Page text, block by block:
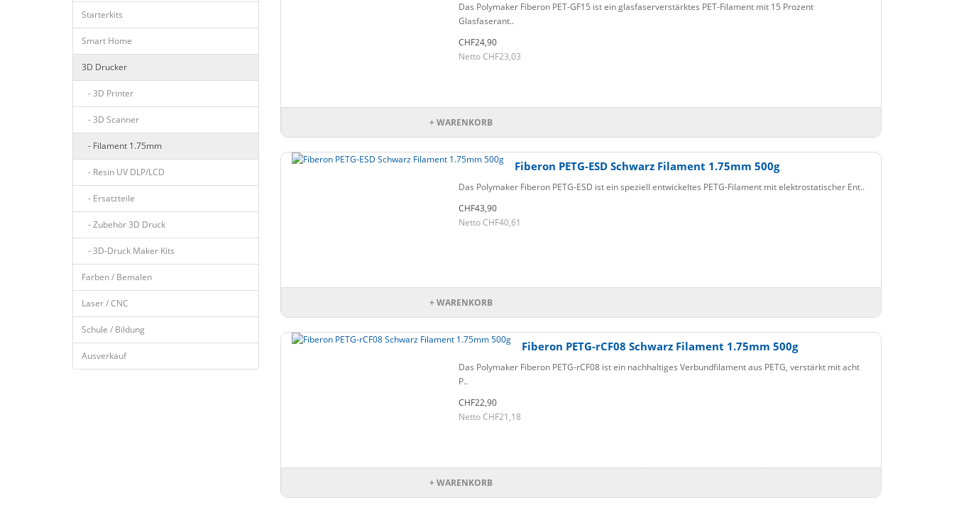
Starterkits
Smart Home
3D Drucker
- 3D Printer
- 3D Scanner
- Filament 1.75mm
- Resin UV DLP/LCD
- Ersatzteile
- Zubehör 3D Druck
- 3D-Druck Maker Kits
Farben / Bemalen
Laser / CNC
Schule / Bildung
Ausverkauf
Das Polymaker Fiberon PET-GF15 ist ein glasfaserverstärktes PET-Filament mit 15 Prozent
Glasfaserant..
CHF24,90
Netto CHF23,03
+ WARENKORB
Fiberon PETG-ESD Schwarz Filament 1.75mm 500g
Das Polymaker Fiberon PETG-ESD ist ein speziell entwickeltes PETG-Filament mit elektrostatischer Ent..
CHF43,90
Netto CHF40,61
+ WARENKORB
Fiberon PETG-rCF08 Schwarz Filament 1.75mm 500g
Das Polymaker Fiberon PETG-rCF08 ist ein nachhaltiges Verbundfilament aus PETG, verstärkt mit acht
P..
CHF22,90
Netto CHF21,18
+ WARENKORB